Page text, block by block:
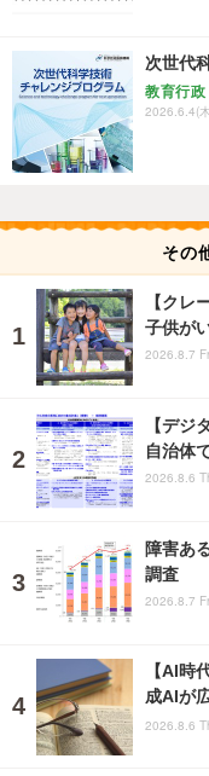
次世代
教育行政
2026.6.4(
その
【クレ
子供が
2026.8.7
【デジ
自治体
2026.8.6
障害あ
調査
2026.8.7
【AI時
成AIが
2026.8.6